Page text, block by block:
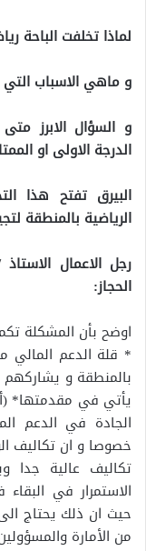
لماذا تخلفت الباحة
و ماهي الاسباب
و السؤال الابرز
الدرجة الاولى او
البيرق تفتح هذا
الرياضية بالمنطقة
رجل الاعمال
الحجاز:
اوضح بأن المشكلة
* قلة الدعم المالي
بالمنطقة و
يأتي في مقدمتها*
الجادة في الدعم
خصوصا و ان تكاليف
تكاليف عالية جدا
الاستمرار في
حيث ان ذلك يحتاج
من الأمارة